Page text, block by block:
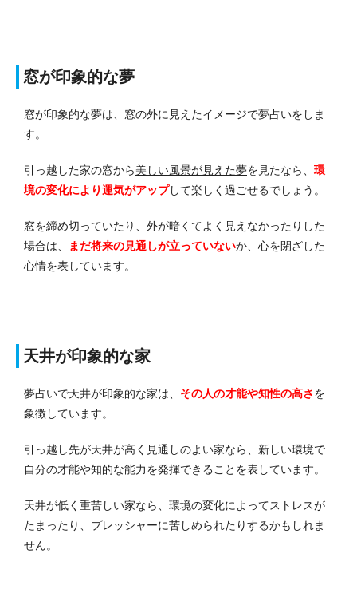
窓が印象的な夢
窓が印象的な夢は、窓の外に見えたイメージで夢占いをしま
す。
引っ越した家の窓から美しい風景が見えた夢を見たなら、 環
境の変化により運気がアップして楽しく過ごせるでしょう。
窓を締め切っていたり、 外が暗くてよく見えなかったりした
場合は、 まだ将来の見通しが立っていないか、心を閉ざした
心情を表しています。
天井が印象的な家
夢占いで天井が印象的な家は、 その人の才能や知性の高さを
象徴しています。
引っ越し先が天井が高く見通しのよい家なら、新しい環境で
自分の才能や知的な能力を発揮できることを表しています。
天井が低く重苦しい家なら、環境の変化によってストレスが
たまったり、プレッシャーに苦しめられたりするかもしれま
せん。